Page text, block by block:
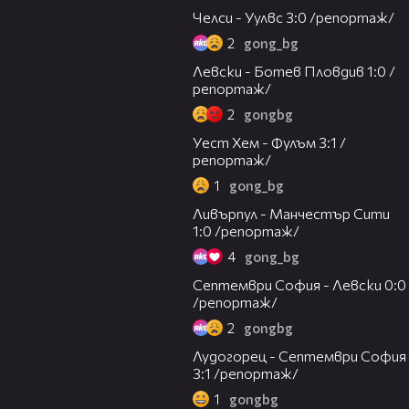
Челси - Уулвс 3:0 /репортаж/
2 gong_bg
Левски - Ботев Пловдив 1:0 /
репортаж/
2 gongbg
Уест Хем - Фулъм 3:1 /
репортаж/
1 gong_bg
Ливърпул - Манчестър Сити
1:0 /репортаж/
4 gong_bg
Септември София - Левски 0:0
/репортаж/
2 gongbg
Лудогорец - Септември София
3:1 /репортаж/
1 gongbg